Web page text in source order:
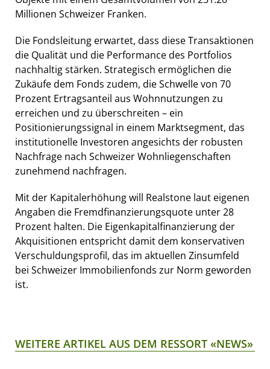
Millionen Schweizer Franken.
Die Fondsleitung erwartet, dass diese Transaktionen
die Qualität und die Performance des Portfolios
nachhaltig stärken. Strategisch ermöglichen die
Zukäufe dem Fonds zudem, die Schwelle von 70
Prozent Ertragsanteil aus Wohnnutzungen zu
erreichen und zu überschreiten – ein
Positionierungssignal in einem Marktsegment, das
institutionelle Investoren angesichts der robusten
Nachfrage nach Schweizer Wohnliegenschaften
zunehmend nachfragen.
Mit der Kapitalerhöhung will Realstone laut eigenen
Angaben die Fremdfinanzierungsquote unter 28
Prozent halten. Die Eigenkapitalfinanzierung der
Akquisitionen entspricht damit dem konservativen
Verschuldungsprofil, das im aktuellen Zinsumfeld
bei Schweizer Immobilienfonds zur Norm geworden
ist.
WEITERE ARTIKEL AUS DEM RESSORT «NEWS»